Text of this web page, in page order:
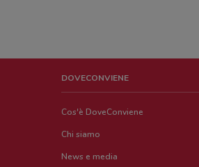
DOVECONVIENE
Cos'è DoveConviene
Chi siamo
News e media